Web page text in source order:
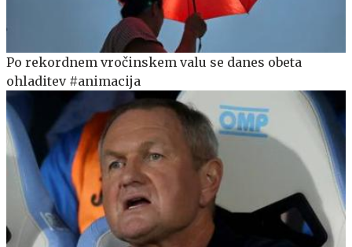
Po rekordnem vročinskem valu se danes obeta
ohladitev #animacija